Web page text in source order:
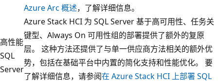
Azure Arc 概述，了解详细信息。
高性能
SQL
Server
Azure Stack HCI 为 SQL Server 基于高可用性、任务关
键型、Always On 可用性组的部署提供了额外的复原
层。 这种方法还提供了与单一供应商方法相关的额外优
势，包括在基础平台中内置的简化支持和性能优化。 要
了解详细信息，请参阅在 Azure Stack HCI 上部署 SQL